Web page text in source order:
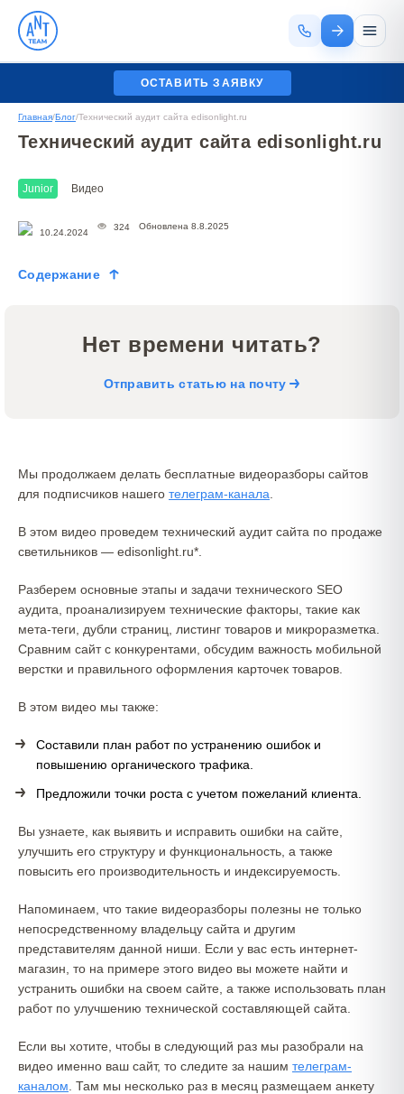
ОСТАВИТЬ ЗАЯВКУ
Главная/Блог/Технический аудит сайта edisonlight.ru
Технический аудит сайта edisonlight.ru
Junior Видео
10.24.2024
324 Обновлена 8.8.2025
Содержание
Нет времени читать?
Отправить статью на почту
Мы продолжаем делать бесплатные видеоразборы сайтов
для подписчиков нашего телеграм-канала
В этом видео проведем технический аудит сайта по продаже
светильников — edisonlight.ru*.
Разберем основные этапы и задачи технического SEO
аудита, проанализируем технические факторы, такие как
мета-теги, дубли страниц, листинг товаров и микроразметка.
Сравним сайт с конкурентами, обсудим важность мобильной
верстки и правильного оформления карточек товаров.
В этом видео мы также:
Составили план работ по устранению ошибок и
повышению органического трафика.
Предложили точки роста с учетом пожеланий клиента.
Вы узнаете, как выявить и исправить ошибки на сайте,
улучшить его структуру и функциональность, а также
повысить его производительность и индексируемость.
Напоминаем, что такие видеоразборы полезны не только
непосредственному владельцу сайта и другим
представителям данной ниши. Если у вас есть интернет-
магазин, то на примере этого видео вы можете найти и
устранить ошибки на своем сайте, а также использовать план
работ по улучшению технической составляющей сайта.
Если вы хотите, чтобы в следующий раз мы разобрали на
видео именно ваш сайт, то следите за нашим телеграм-
каналом Там мы несколько раз в месяц размещаем анкету